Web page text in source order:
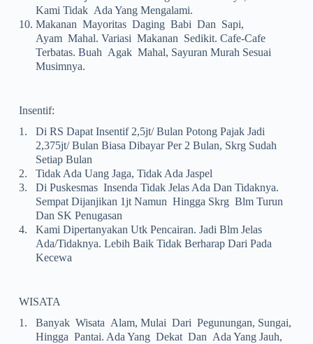
Kami Tidak Ada Yang Mengalami.
10. Makanan Mayoritas Daging Babi Dan Sapi,
Ayam Mahal. Variasi Makanan Sedikit. Cafe-Cafe
Terbatas. Buah Agak Mahal, Sayuran Murah Sesuai
Musimnya.
Insentif:
1.
Di RS Dapat Insentif 2,5jt/ Bulan Potong Pajak Jadi
2,375jt/ Bulan Biasa Dibayar Per 2 Bulan, Skrg Sudah
Setiap Bulan
2.
Tidak Ada Uang Jaga, Tidak Ada Jaspel
3.
Di Puskesmas Insenda Tidak Jelas Ada Dan Tidaknya.
Sempat Dijanjikan 1jt Namun Hingga Skrg Blm Turun
Dan SK Penugasan
4.
Kami Dipertanyakan Utk Pencairan. Jadi Blm Jelas
Ada/tidaknya. Lebih Baik Tidak Berharap Dari Pada
Kecewa
WISATA
1.
Banyak Wisata Alam, Mulai Dari Pegunungan, Sungai,
Hingga Pantai. Ada Yang Dekat Dan Ada Yang Jauh,